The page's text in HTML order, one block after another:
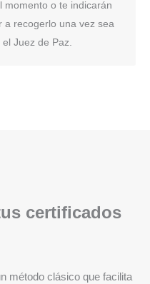
momento o te indicarán
a recogerlo una vez sea
Juez de Paz.
certificados
método clásico que facilita